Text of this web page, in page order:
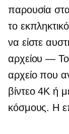
παρουσία
το
να είστε
αρχείου — Το
αρχείο που
βίντεο 4K ή
κόσμους. Η